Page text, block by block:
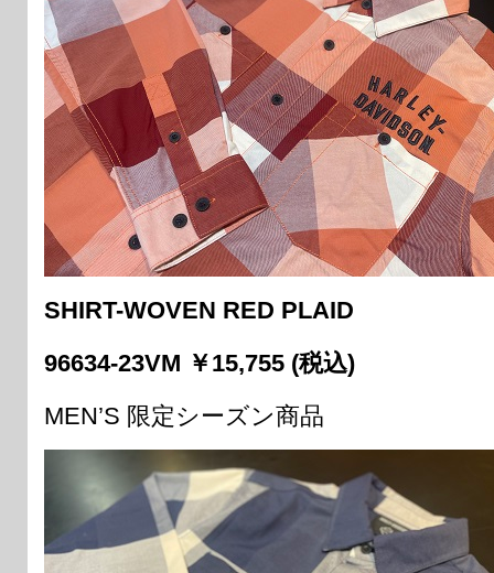
SHIRT-WOVEN RED PLAID
96634-23VM ￥15,755 (税込)
MEN’S 限定シーズン商品